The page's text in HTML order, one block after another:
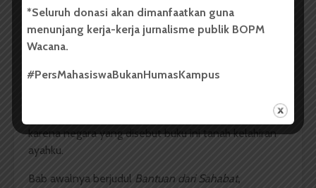
”Sebenarnya aku mau sekali, Ra,” ia menunjukkan
duckface-nya. ”Tapi aku harus diet.”
Sepi sekali. Ayah pasti belum pulang. Aku merengsak
karena negara yang disebut buku ini tanah kelahiran
ayahku.
Bab awalnya berjudul Bantuan dari Sahabat,
*Seluruh donasi akan dimanfaatkan guna
menunjang kerja-kerja jurnalisme publik BOPM
Wacana.
#PersMahasiswaBukanHumasKampus